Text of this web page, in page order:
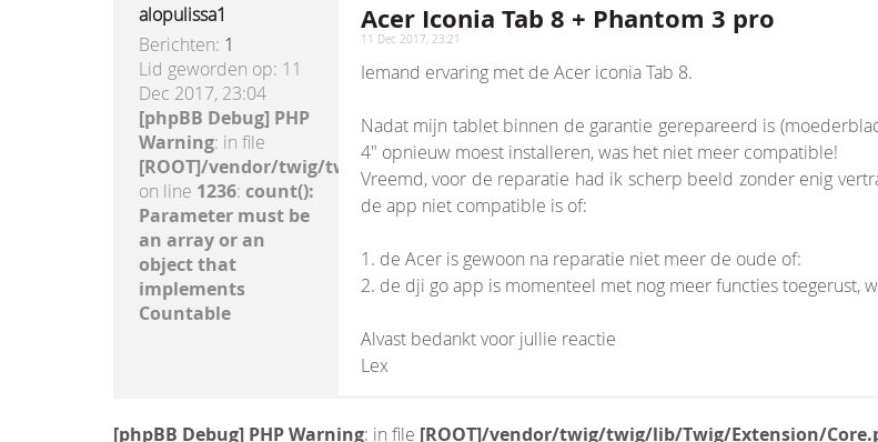
alopulissa1
Berichten: 1
Lid geworden op: 11
Dec 2017, 23:04
[phpBB Debug] PHP
Warning: in file
[ROOT]/vendor/twig/twig/lib/Twig/Extension/Core.php
on line 1236: count():
Parameter must be
an array or an
object that
implements
Countable
Acer Iconia Tab 8 + Phantom 3 pro
11 Dec 2017, 23:21
Iemand ervaring met de Acer iconia Tab 8.
Nadat mijn tablet binnen de garantie gerepareerd is
4" opnieuw moest installeren, was het niet meer compatible!
Vreemd, voor de reparatie had ik scherp beeld zonder enig
de app niet compatible is of:
1. de Acer is gewoon na reparatie niet meer de oude of:
2. de dji go app is momenteel met nog meer functies toegerust,
Alvast bedankt voor jullie reactie
Lex
[phpBB Debug] PHP Warning: in file [ROOT]/vendor/twig/twig/lib/Twig/Extension/